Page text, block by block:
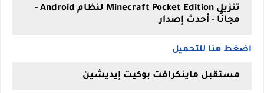
تنزيل Minecraft Pocket Edition لنظام Android -
مجانًا - أحدث إصدار
اضغط هنا للتحميل
مستقبل ماينكرافت بوكيت إيديشين